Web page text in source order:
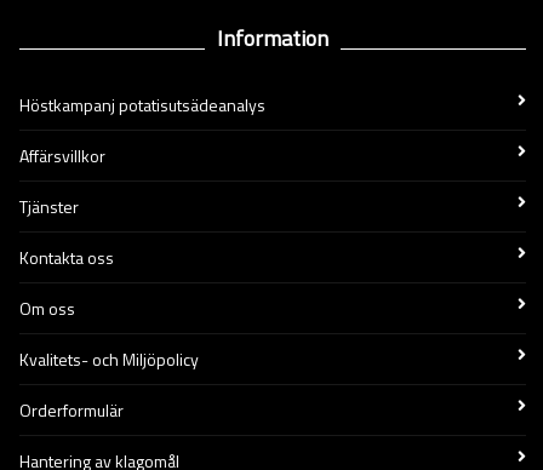
Information
Höstkampanj potatisutsädeanalys
Affärsvillkor
Tjänster
Kontakta oss
Om oss
Kvalitets- och Miljöpolicy
Orderformulär
Hantering av klagomål